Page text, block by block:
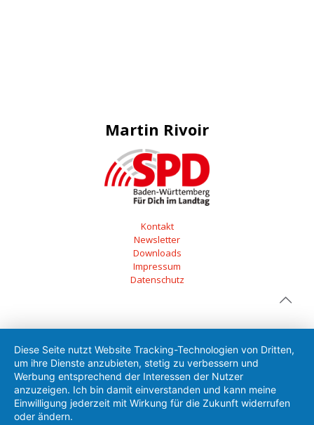
Martin Rivoir
Kontakt
Newsletter
Downloads
Impressum
Datenschutz
Diese Seite nutzt Website Tracking-Technologien von Dritten,
um ihre Dienste anzubieten, stetig zu verbessern und
Werbung entsprechend der Interessen der Nutzer
anzuzeigen. Ich bin damit einverstanden und kann meine
Einwilligung jederzeit mit Wirkung für die Zukunft widerrufen
oder ändern.